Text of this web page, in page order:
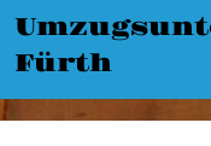
Fürth